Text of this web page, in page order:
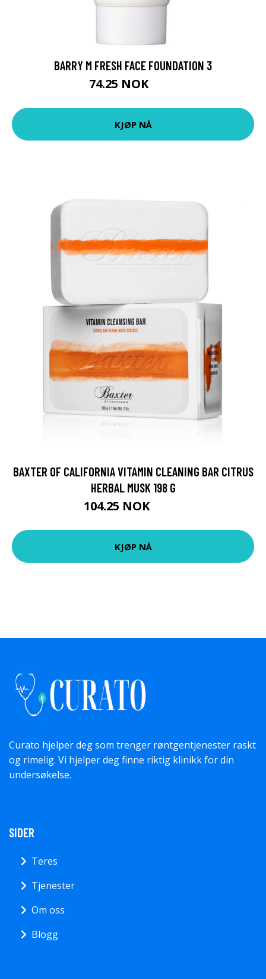
BARRY M FRESH FACE FOUNDATION 3
74.25 NOK
KJØP NÅ
BAXTER OF CALIFORNIA VITAMIN CLEANING BAR CITRUS
HERBAL MUSK 198 G
104.25 NOK
KJØP NÅ
Curato hjelper deg som trenger røntgentjenester raskt
og rimelig. Vi hjelper deg finne riktig klinikk for din
undersøkelse.
SIDER
Teres
Tjenester
Om oss
Blogg